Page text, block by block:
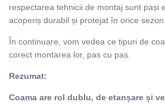
respectarea tehnicii de montaj sunt pași
acoperiș durabil și protejat în orice sezon.
În continuare, vom vedea ce tipuri de
corect montarea lor, pas cu pas.
Rezumat:
Coama are rol dublu, de etanșare și